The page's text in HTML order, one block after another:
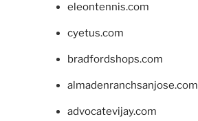
eleontennis.com
cyetus.com
bradfordshops.com
almadenranchsanjose.com
advocatevijay.com